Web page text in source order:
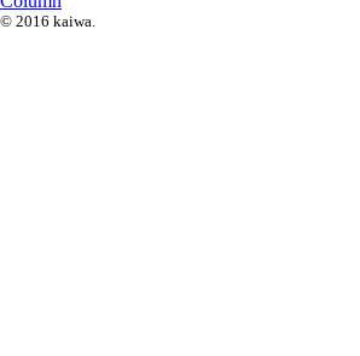
© 2016 kaiwa.